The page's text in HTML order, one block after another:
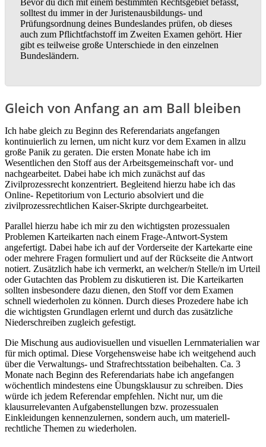
Bevor du dich mit einem bestimmten Rechtsgebiet befasst,
solltest du immer in der Juristenausbildungs- und
Prüfungsordnung deines Bundeslandes prüfen, ob dieses
auch zum Pflichtfachstoff im Zweiten Examen gehört. Hier
gibt es teilweise große Unterschiede in den einzelnen
Bundesländern.
Gleich von Anfang an am Ball bleiben
Ich habe gleich zu Beginn des Referendariats angefangen
kontinuierlich zu lernen, um nicht kurz vor dem Examen in allzu
große Panik zu geraten. Die ersten Monate habe ich im
Wesentlichen den Stoff aus der Arbeitsgemeinschaft vor- und
nachgearbeitet. Dabei habe ich mich zunächst auf das
Zivilprozessrecht konzentriert. Begleitend hierzu habe ich das
Online- Repetitorium von Lecturio absolviert und die
zivilprozessrechtlichen Kaiser-Skripte durchgearbeitet.
Parallel hierzu habe ich mir zu den wichtigsten prozessualen
Problemen Karteikarten nach einem Frage-Antwort-System
angefertigt. Dabei habe ich auf der Vorderseite der Kartekarte eine
oder mehrere Fragen formuliert und auf der Rückseite die Antwort
notiert. Zusätzlich habe ich vermerkt, an welcher/n Stelle/n im Urteil
oder Gutachten das Problem zu diskutieren ist. Die Karteikarten
sollten insbesondere dazu dienen, den Stoff vor dem Examen
schnell wiederholen zu können. Durch dieses Prozedere habe ich
die wichtigsten Grundlagen erlernt und durch das zusätzliche
Niederschreiben zugleich gefestigt.
Die Mischung aus audiovisuellen und visuellen Lernmaterialien war
für mich optimal. Diese Vorgehensweise habe ich weitgehend auch
über die Verwaltungs- und Strafrechtsstation beibehalten. Ca. 3
Monate nach Beginn des Referendariats habe ich angefangen
wöchentlich mindestens eine Übungsklausur zu schreiben. Dies
würde ich jedem Referendar empfehlen. Nicht nur, um die
klausurrelevanten Aufgabenstellungen bzw. prozessualen
Einkleidungen kennenzulernen, sondern auch, um materiell-
rechtliche Themen zu wiederholen.